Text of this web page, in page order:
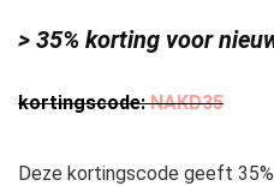
> 35% korting voor
kortingscode:NAKD35
Deze kortingscode geeft